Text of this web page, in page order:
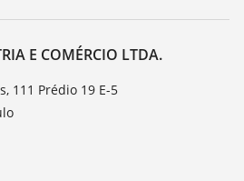
E COMÉRCIO LTDA.
111 Prédio 19 E-5